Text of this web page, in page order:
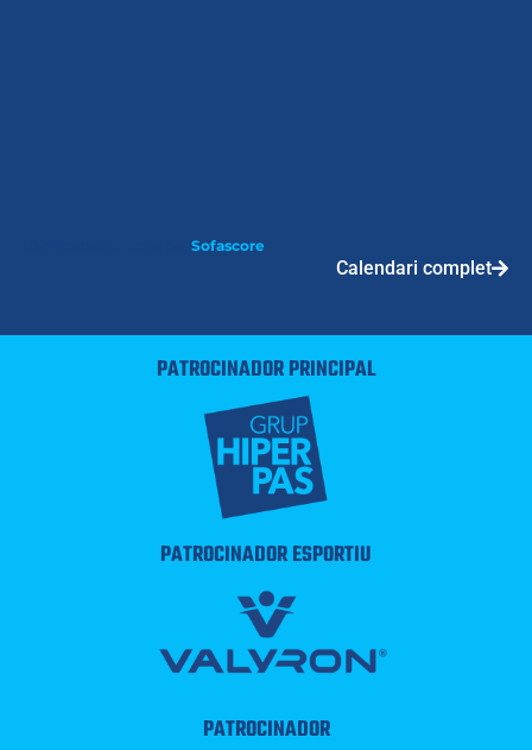
Sofascore
Calendari complet
PATROCINADOR PRINCIPAL
PATROCINADOR ESPORTIU
PATROCINADOR